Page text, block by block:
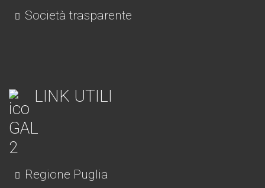
Società trasparente
LINK UTILI
Regione Puglia